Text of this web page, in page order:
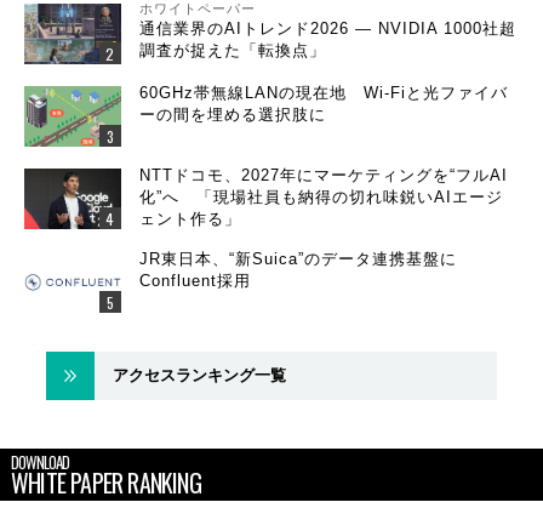
ホワイトペーパー
通信業界のAIトレンド2026 ― NVIDIA 1000社超
調査が捉えた「転換点」
60GHz帯無線LANの現在地 Wi-Fiと光ファイバ
ーの間を埋める選択肢に
NTTドコモ、2027年にマーケティングを“フルAI
化”へ 「現場社員も納得の切れ味鋭いAIエージ
ェント作る」
JR東日本、“新Suica”のデータ連携基盤に
Confluent採用
アクセスランキング一覧
DOWNLOAD
WHITE PAPER RANKING